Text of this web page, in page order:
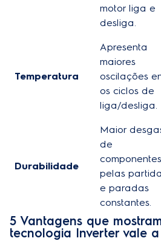
motor liga e
desliga.
Temperatura
Apresenta
maiores
oscilações
os ciclos de
liga/desliga.
Durabilidade
Maior
de
componentes
pelas
e paradas
constantes.
5 Vantagens que
tecnologia Inverter vale